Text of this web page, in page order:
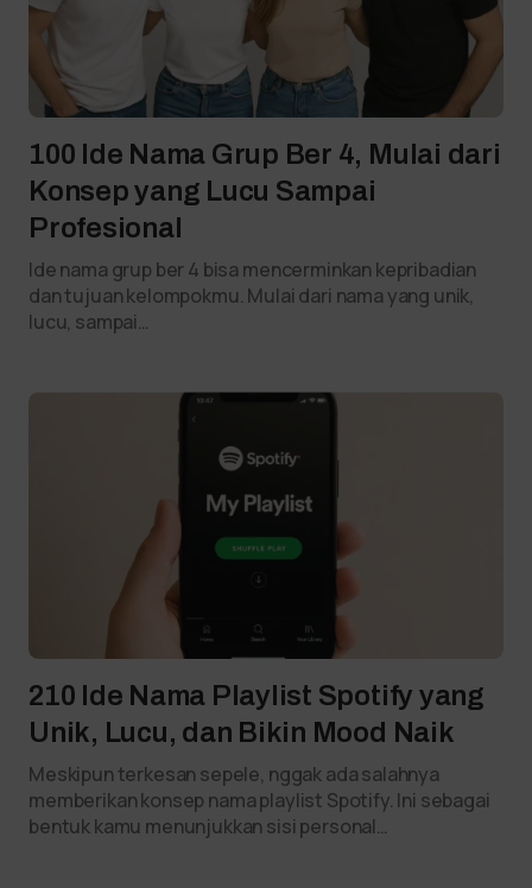
100 Ide Nama Grup Ber 4, Mulai dari
Konsep yang Lucu Sampai
Profesional
Ide nama grup ber 4 bisa mencerminkan kepribadian
dan tujuan kelompokmu. Mulai dari nama yang unik,
lucu, sampai…
210 Ide Nama Playlist Spotify yang
Unik, Lucu, dan Bikin Mood Naik
Meskipun terkesan sepele, nggak ada salahnya
memberikan konsep nama playlist Spotify. Ini sebagai
bentuk kamu menunjukkan sisi personal…